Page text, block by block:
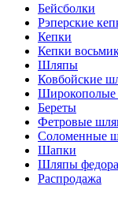
Бейсболки
Рэперские
Кепки
Кепки
Шляпы
Ковбойские
Береты
Фетровые
Соломенные
Шапки
Шляпы федора
Распродажа